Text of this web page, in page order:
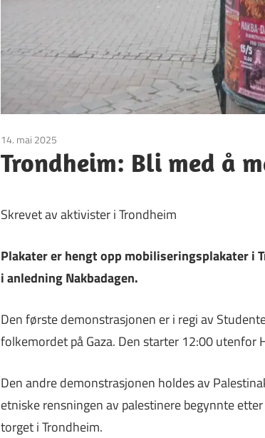
14. mai 2025
Trondheim: Bli med å
Skrevet av aktivister i Trondheim
Plakater er hengt opp mobiliseringsplakater i
i anledning Nakbadagen.
Den første demonstrasjonen er i regi av
folkemordet på Gaza. Den starter 12:00 utenfor
Den andre demonstrasjonen holdes av
etniske rensningen av palestinere begynnte
torget i Trondheim.